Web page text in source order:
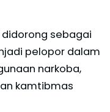
didorong sebagai
pelopor dalam
narkoba,
kamtibmas